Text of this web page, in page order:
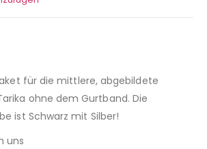
für die mittlere, abgebildete
ohne dem Gurtband. Die
ist Schwarz mit Silber!
uns